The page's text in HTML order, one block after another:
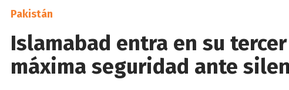
Pakistán
Islamabad entra en su
máxima seguridad ante